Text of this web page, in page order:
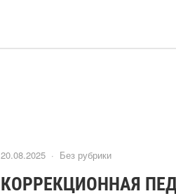
20.08.2025 · Без рубрики
КОРРЕКЦИОННАЯ